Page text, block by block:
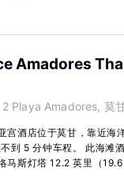
Amadores
Playa Amadores, 莫
宫酒店位于莫甘，靠近
到 5 分钟车程。 此海滩
马斯灯塔 12.2 英里（